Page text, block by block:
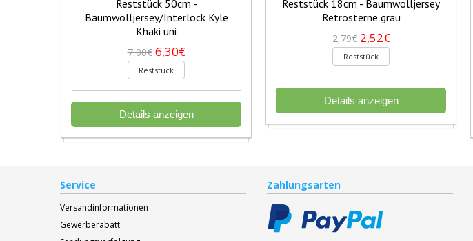
Reststück 50cm -
Baumwolljersey/Interlock Kyle
Khaki uni
7,00€ 6,30€
Reststück
Details anzeigen
Reststück 18cm - Baumwolljersey
Retrosterne grau
2,79€ 2,52€
Reststück
Details anzeigen
Service
Versandinformationen
Gewerberabatt
Zahlungsarten